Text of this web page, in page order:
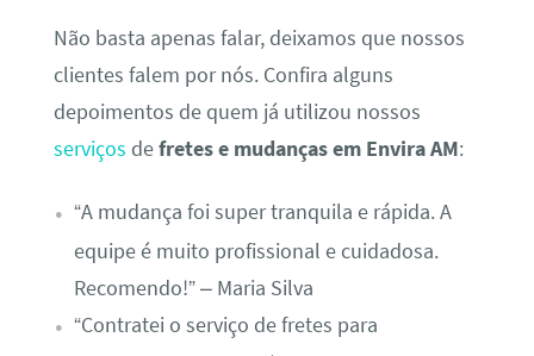
Não basta apenas falar, deixamos que nossos
clientes falem por nós. Confira alguns
depoimentos de quem já utilizou nossos
serviços defretes e mudanças em Envira AM:
“A mudança foi super tranquila e rápida. A
equipe é muito profissional e cuidadosa.
Recomendo!” – Maria Silva
“Contratei o serviço de fretes para